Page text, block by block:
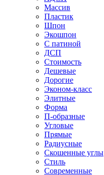
Массив
Пластик
Шпон
Экошпон
С патиной
ДСП
Стоимость
Дешевые
Дорогие
Эконом-класс
Элитные
Форма
П-образные
Угловые
Прямые
Радиусные
Скошенные углы
Стиль
Современные